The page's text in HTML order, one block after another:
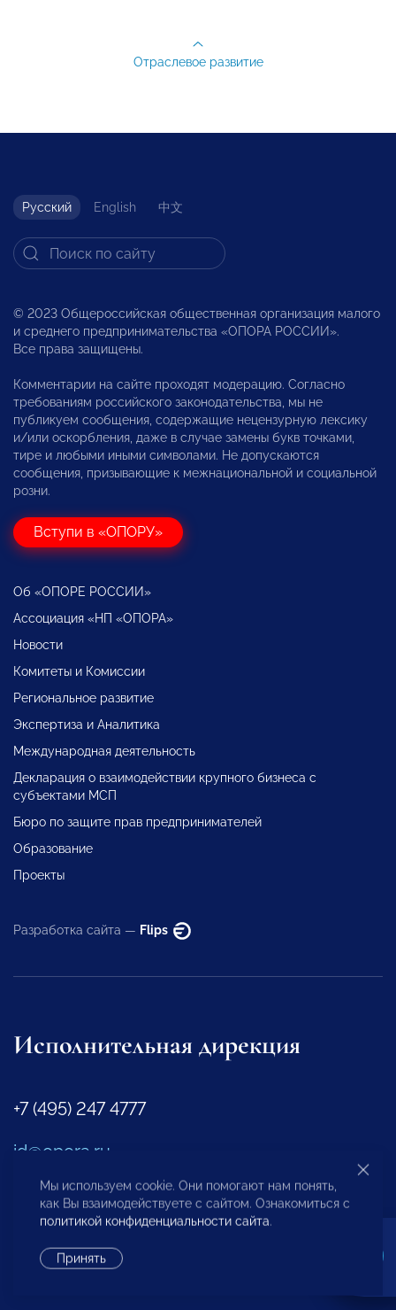
Отраслевое развитие
Русский English 中文
© 2023 Общероссийская общественная организация малого
и среднего предпринимательства «ОПОРА РОССИИ».
Все права защищены.
Комментарии на сайте проходят модерацию. Согласно
требованиям российского законодательства, мы не
публикуем сообщения, содержащие нецензурную лексику
и/или оскорбления, даже в случае замены букв точками,
тире и любыми иными символами. Не допускаются
сообщения, призывающие к межнациональной и социальной
розни.
Вступи в «ОПОРУ»
Об «ОПОРЕ РОССИИ»
Ассоциация «НП «ОПОРА»
Новости
Комитеты и Комиссии
Региональное развитие
Экспертиза и Аналитика
Международная деятельность
Декларация о взаимодействии крупного бизнеса с
субъектами МСП
Бюро по защите прав предпринимателей
Образование
Проекты
Разработка сайта — Flips
Исполнительная дирекция
+7 (495) 247 4777
id@opora.ru
127473, г. Москва, 2-й Самотечный пер., д.7.
Региональные отделения
Мы используем cookie. Они помогают нам понять,
как Вы взаимодействуете с сайтом. Ознакомиться с
политикой конфиденциальности сайта.
Принять